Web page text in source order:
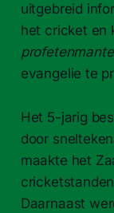
uitgebreid
het cricket en
evangelie te
Het 5-jarig
door
maakte het
Daarnaast